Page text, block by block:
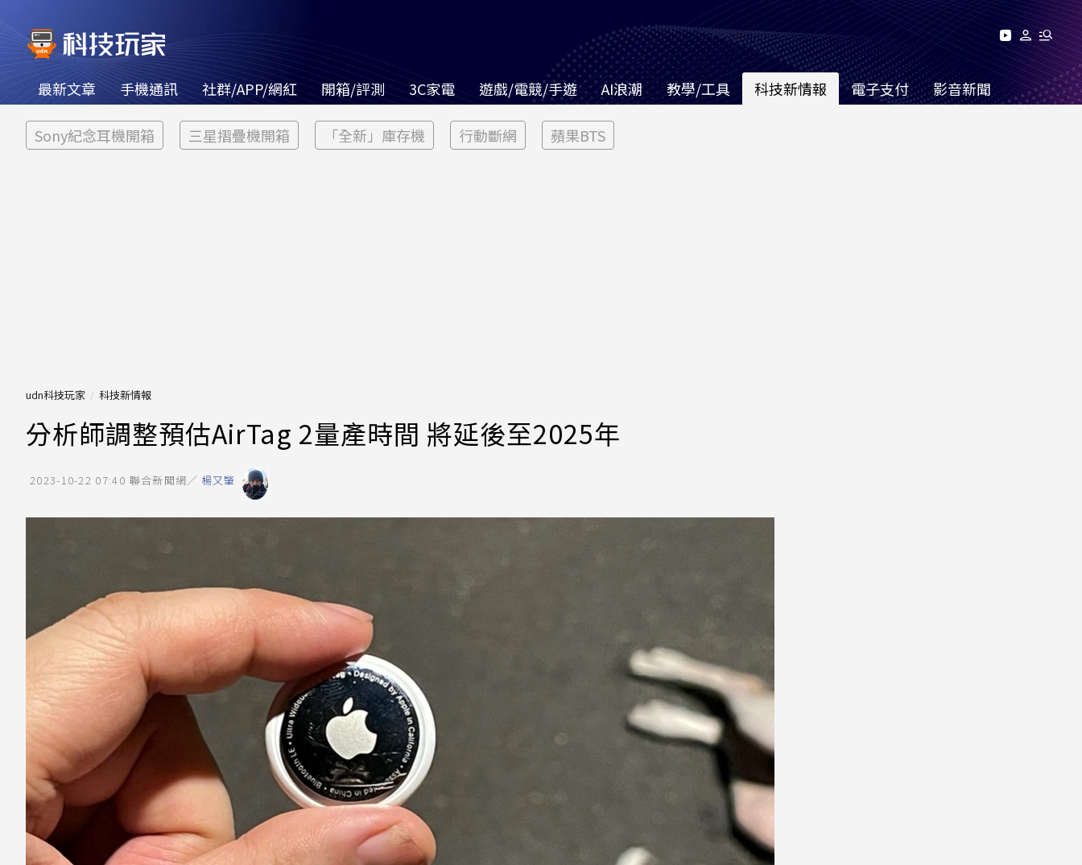
最新文章 手機通訊 社群/APP/網紅 開箱/評測 3C家電 遊戲/電競/手遊 AI浪潮 教學/工具 科技新情報 電子支付 影音新聞
Sony紀念耳機開箱 三星摺疊機開箱 「全新」庫存機 行動斷網 蘋果BTS
udn科技玩家 科技新情報
分析師調整預估AirTag 2量產時間 將延後至2025年
2023-10-22 07:40 聯合新聞網／ 楊又肇